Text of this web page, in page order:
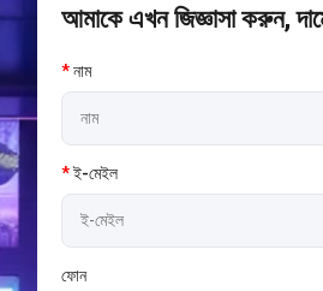
আমাকে এখন জিজ্ঞাসা করুন,
*নাম
*ই-মেইল
ফোন